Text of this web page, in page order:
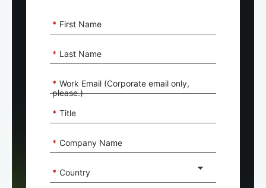
* First Name
* Last Name
* Work Email (Corporate email only,
please.)
* Title
* Company Name
* Country